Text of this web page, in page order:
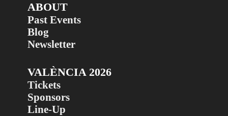
ABOUT
Past Events
Blog
Newsletter
VALÈNCIA 2026
Tickets
Sponsors
Line-Up